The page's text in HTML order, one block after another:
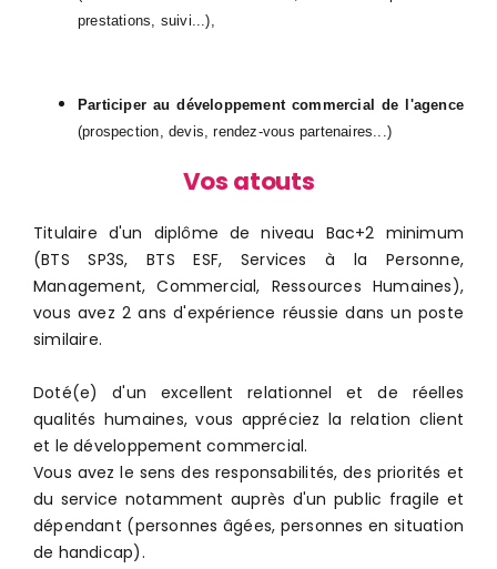
prestations, suivi...),
Participer au développement commercial de l'agence
(prospection, devis, rendez-vous partenaires...)
Vos atouts
Titulaire d'un diplôme de niveau Bac+2 minimum
(BTS SP3S, BTS ESF, Services à la Personne,
Management, Commercial, Ressources Humaines),
vous avez 2 ans d'expérience réussie dans un poste
similaire.
Doté(e) d'un excellent relationnel et de réelles
qualités humaines, vous appréciez la relation client
et le développement commercial.
Vous avez le sens des responsabilités, des priorités et
du service notamment auprès d'un public fragile et
dépendant (personnes âgées, personnes en situation
de handicap).